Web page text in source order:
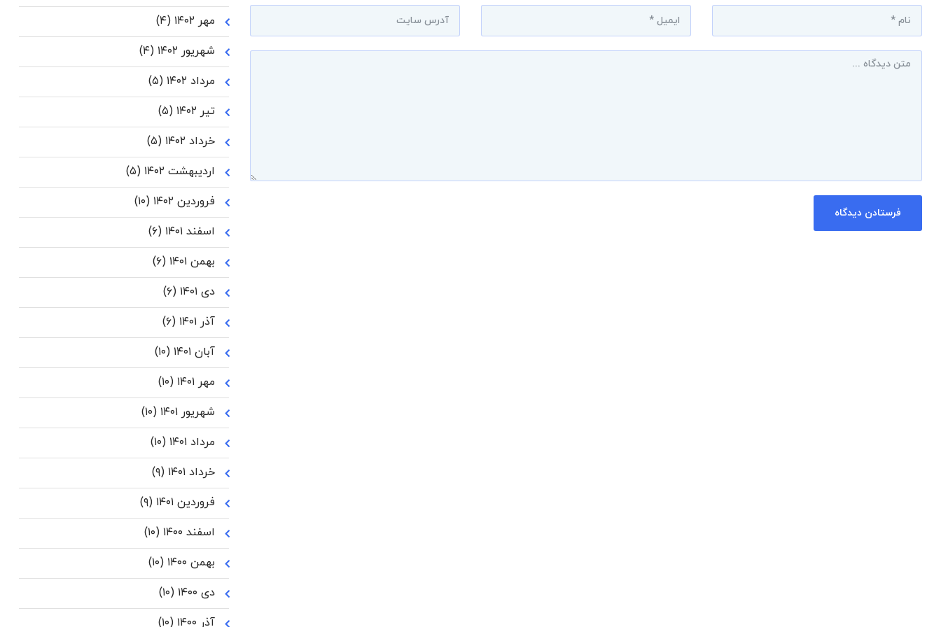
مهر ۱۴۰۲
(۴)
شهریور ۱۴۰۲
(۴)
مرداد ۱۴۰۲
(۵)
تیر ۱۴۰۲
(۵)
خرداد ۱۴۰۲
(۵)
اردیبهشت ۱۴۰۲
(۵)
فروردین ۱۴۰۲
(۱۰)
اسفند ۱۴۰۱
(۶)
بهمن ۱۴۰۱
(۶)
دی ۱۴۰۱
(۶)
آذر ۱۴۰۱
(۶)
آبان ۱۴۰۱
(۱۰)
مهر ۱۴۰۱
(۱۰)
شهریور ۱۴۰۱
(۱۰)
مرداد ۱۴۰۱
(۱۰)
خرداد ۱۴۰۱
(۹)
فروردین ۱۴۰۱
(۹)
اسفند ۱۴۰۰
(۱۰)
بهمن ۱۴۰۰
(۱۰)
دی ۱۴۰۰
(۱۰)
آذر ۱۴۰۰
(۱۰)